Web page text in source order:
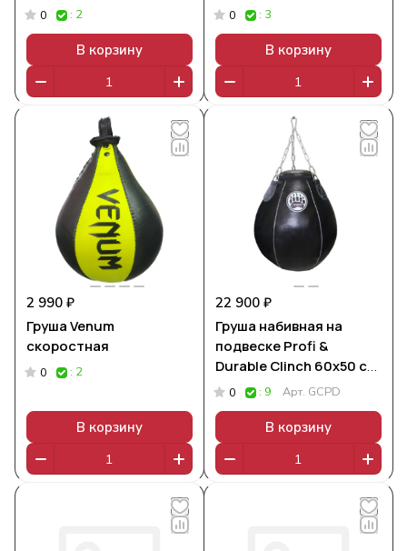
0 : 2
В корзину
0 : 3
В корзину
2 990 ₽
Груша Venum
скоростная
0 : 2
В корзину
22 900 ₽
Груша набивная на
подвеске Profi &
Durable Clinch 60х50 см.
22 кг.
0 : 9 Арт. GCPD
В корзину